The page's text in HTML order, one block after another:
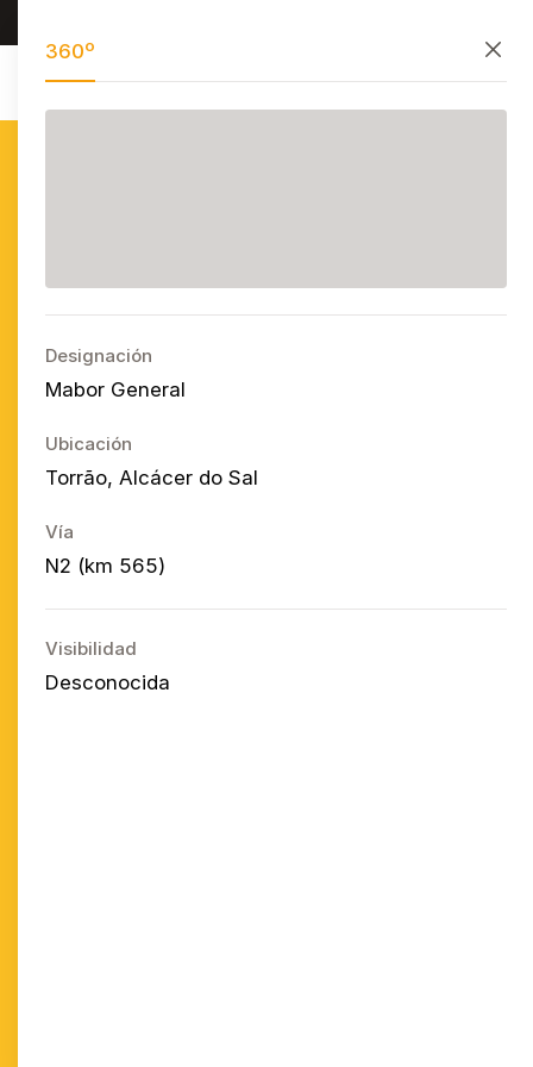
AzulejoPublicitárioPortuguês
Cerrar
360º
Designación
Mabor General
Ubicación
Torrão, Alcácer do Sal
Vía
N2 (km 565)
Visibilidad
Desconocida